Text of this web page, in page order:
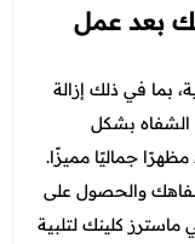
بعد عمل
بما في ذلك إزالة
بشكل
جماليًا مميزًا.
والحصول على
كلينك لتلبية